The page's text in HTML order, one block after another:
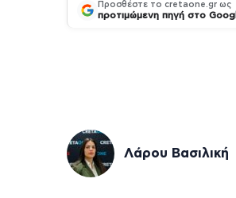
Προσθέστε το cretaone.gr ως
προτιμώμενη πηγή στο
Λάρου Βασιλική